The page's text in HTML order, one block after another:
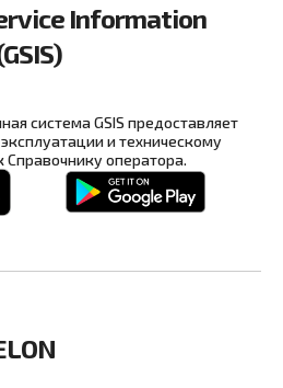
Information
система GSIS предоставляет
и техническому
оператора.